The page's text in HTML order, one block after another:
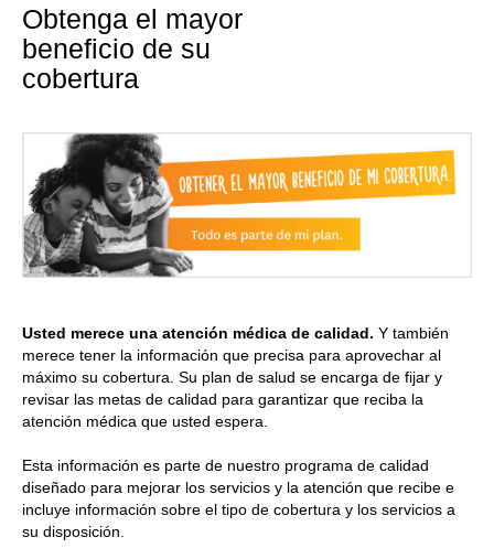
Obtenga el mayor
beneficio de su
cobertura
Usted merece una atención médica de calidad. Y también
merece tener la información que precisa para aprovechar al
máximo su cobertura. Su plan de salud se encarga de fijar y
revisar las metas de calidad para garantizar que reciba la
atención médica que usted espera.
Esta información es parte de nuestro programa de calidad
diseñado para mejorar los servicios y la atención que recibe e
incluye información sobre el tipo de cobertura y los servicios a
su disposición.